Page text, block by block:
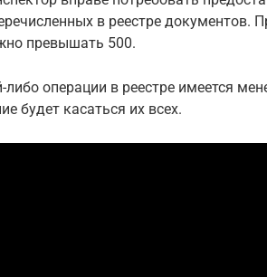
в реестре документов.
превышать 500.
либо операции в реестре имеется
будет касаться их всех.